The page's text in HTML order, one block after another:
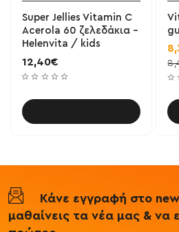
Super Jellies Vitamin C
Acerola 60 ζελεδάκια -
Helenvita / kids
12,40€
Κάνε εγγραφή στο
μαθαίνεις τα νέα μας & να